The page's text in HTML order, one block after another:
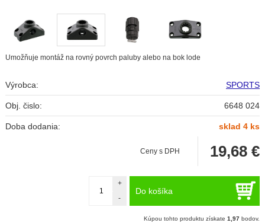
Umožňuje montáž na rovný povrch paluby alebo na bok lode
Výrobca: SPORTS
Obj. čislo: 6648 024
Doba dodania: sklad 4 ks
Ceny s DPH 19,68 €
Do košíka
-
+
Kúpou tohto produktu získate1,97 bodov.